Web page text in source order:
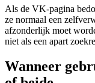
Als de VK-pagina
ze normaal een
afzonderlijk moet
niet als een apart
Wanneer